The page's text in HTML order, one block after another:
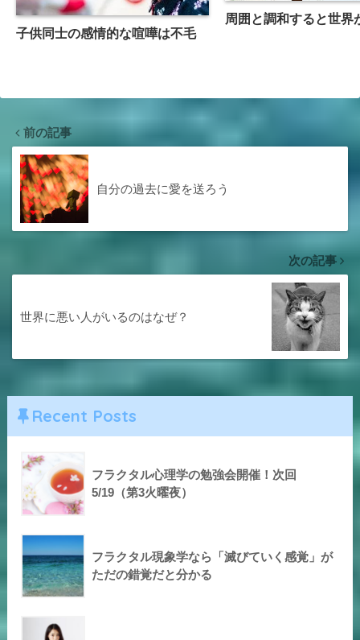
子供同士の感情的な喧嘩は不毛
周囲と調和すると世界
前の記事
自分の過去に愛を送ろう
次の記事
世界に悪い人がいるのはなぜ？
Recent Posts
フラクタル心理学の勉強会開催！次回
5/19（第3火曜夜）
フラクタル現象学なら「滅びていく感覚」が
ただの錯覚だと分かる